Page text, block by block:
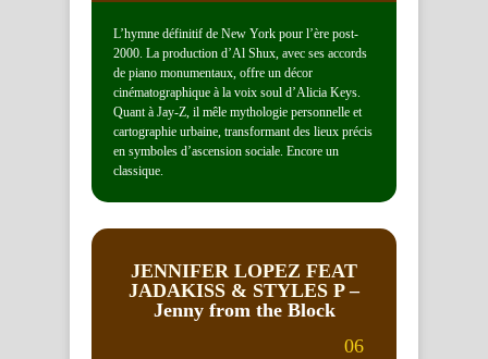
L’hymne définitif de New York pour l’ère post-
2000. La production d’Al Shux, avec ses accords
de piano monumentaux, offre un décor
cinématographique à la voix soul d’Alicia Keys.
Quant à Jay-Z, il mêle mythologie personnelle et
cartographie urbaine, transformant des lieux précis
en symboles d’ascension sociale. Encore un
classique.
JENNIFER LOPEZ FEAT
JADAKISS & STYLES P–
Jenny from the Block
06